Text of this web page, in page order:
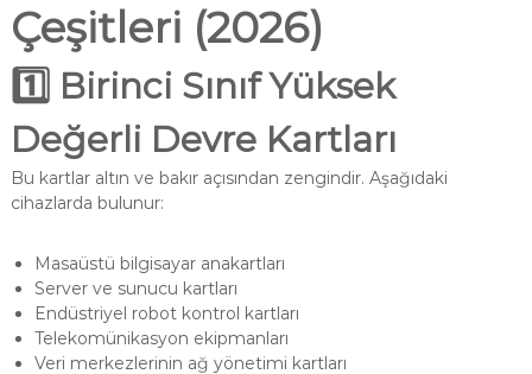
Çeşitleri (2026)
1️⃣ Birinci Sınıf Yüksek
Değerli Devre Kartları
Bu kartlar altın ve bakır açısından zengindir. Aşağıdaki
cihazlarda bulunur:
Masaüstü bilgisayar anakartları
Server ve sunucu kartları
Endüstriyel robot kontrol kartları
Telekomünikasyon ekipmanları
Veri merkezlerinin ağ yönetimi kartları